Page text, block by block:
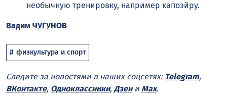
необычную тренировку, например капоэйру.
Вадим ЧУГУНОВ
физкультура и спорт
Следите за новостями в наших соцсетях: Telegram,
ВКонтакте, Одноклассники, Дзени Max.